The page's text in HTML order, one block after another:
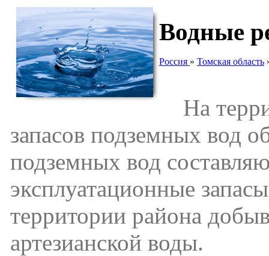
Водные
Россия » Томская область
На
запасов подземных вод
подземных вод
эксплуатационные
территории района
артезианской воды.